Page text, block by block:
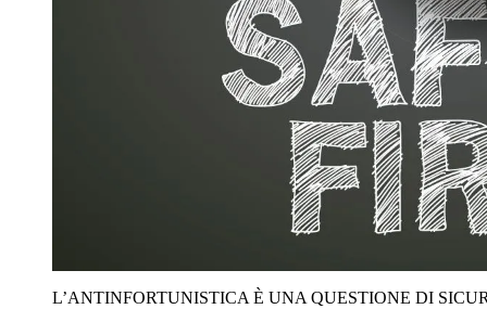
L’ANTINFORTUNISTICA È UNA QUESTIONE DI